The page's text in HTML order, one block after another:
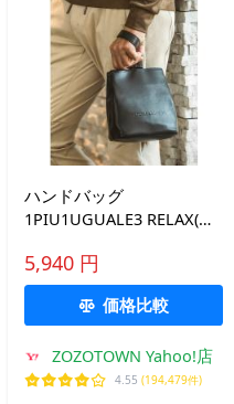
ハンドバッグ
1PIU1UGUALE3 RELAX(ウ
リラックス)シンセティッ
クレザーミニバック
5,940 円
価格比較
ZOZOTOWN Yahoo!店
4.55 (194,479件)